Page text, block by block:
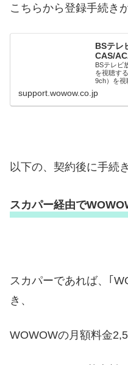
こちらから登録手続き
BSテレ
CAS/
BSテレビ
を視聴す
9ch）を視
support.wowow.co.jp
以下の、契約後に手続
スカパー経由で
スカパーであれば、｢
き、
WOWOWの月額料金